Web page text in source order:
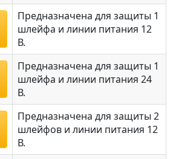
Предназначена для защиты 1
шлейфа и линии питания 12
В.
Предназначена для защиты 1
шлейфа и линии питания 24
В.
Предназначена для защиты 2
шлейфов и линии питания 12
В.